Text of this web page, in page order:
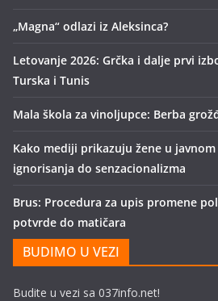
„Magna“ odlazi iz Aleksinca?
Letovanje 2026: Grčka i dalje prvi
Turska i Tunis
Mala škola za vinoljupce: Berba
Kako mediji prikazuju žene u
ignorisanja do senzacionalizma
Brus: Procedura za upis promene
potvrde do matičara
BUDIMO U VEZI
Budite u vezi sa 037info.net!